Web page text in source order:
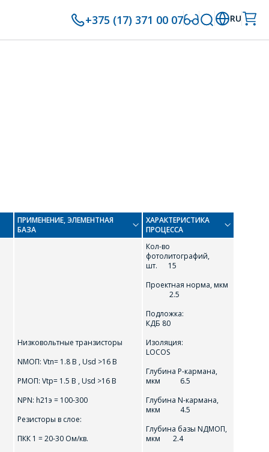
+375 (17) 371 00 07 RU
ПРИМЕНЕНИЕ, ЭЛЕМЕНТНАЯ
БАЗА
ХАРАКТЕРИСТИКА
ПРОЦЕССА
Низковольтные транзисторы
NMOП: Vtn= 1.8 B , Usd >16 В
PMOП: Vtp= 1.5 B , Usd >16 В
NPN: h21э = 100-300
Резисторы в слое:
ПКК 1 = 20-30 Ом/кв.
Кол-во
фотолитографий,
шт. 15
Проектная норма, мкм
2.5
Подложка:
КДБ 80
Изоляция:
LOCOS
Глубина P-кармана,
мкм 6.5
Глубина N-кармана,
мкм 4.5
Глубина базы NДMOП,
мкм 2.4